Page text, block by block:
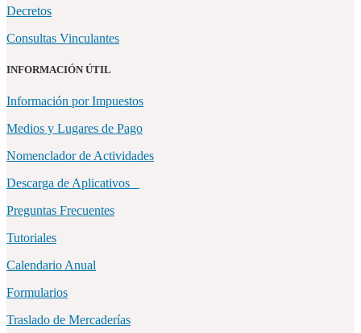
Decretos
Consultas Vinculantes
INFORMACIÓN ÚTIL
Información por Impuestos
Medios y Lugares de Pago
Nomenclador de Actividades
Descarga de Aplicativos
Preguntas Frecuentes
Tutoriales
Calendario Anual
Formularios
Traslado de Mercaderías